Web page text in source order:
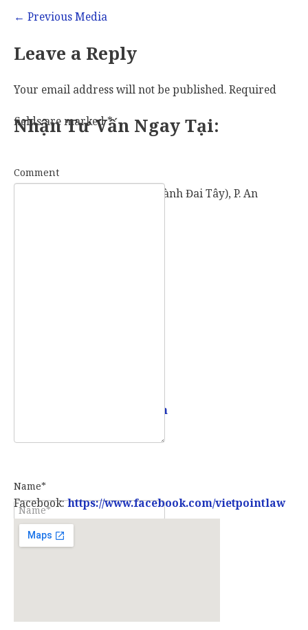
← Previous Media
Leave a Reply
Your email address will not be published.Required
fields are marked*
Comment
Name*
Nhận Tư Vấn Ngay Tại:
57 Vành Đai Tây (số cũ: 936 Vành Đai Tây), P. An
info@vietpointlaw.vn
Facebook:https://www.facebook.com/vietpointlaw